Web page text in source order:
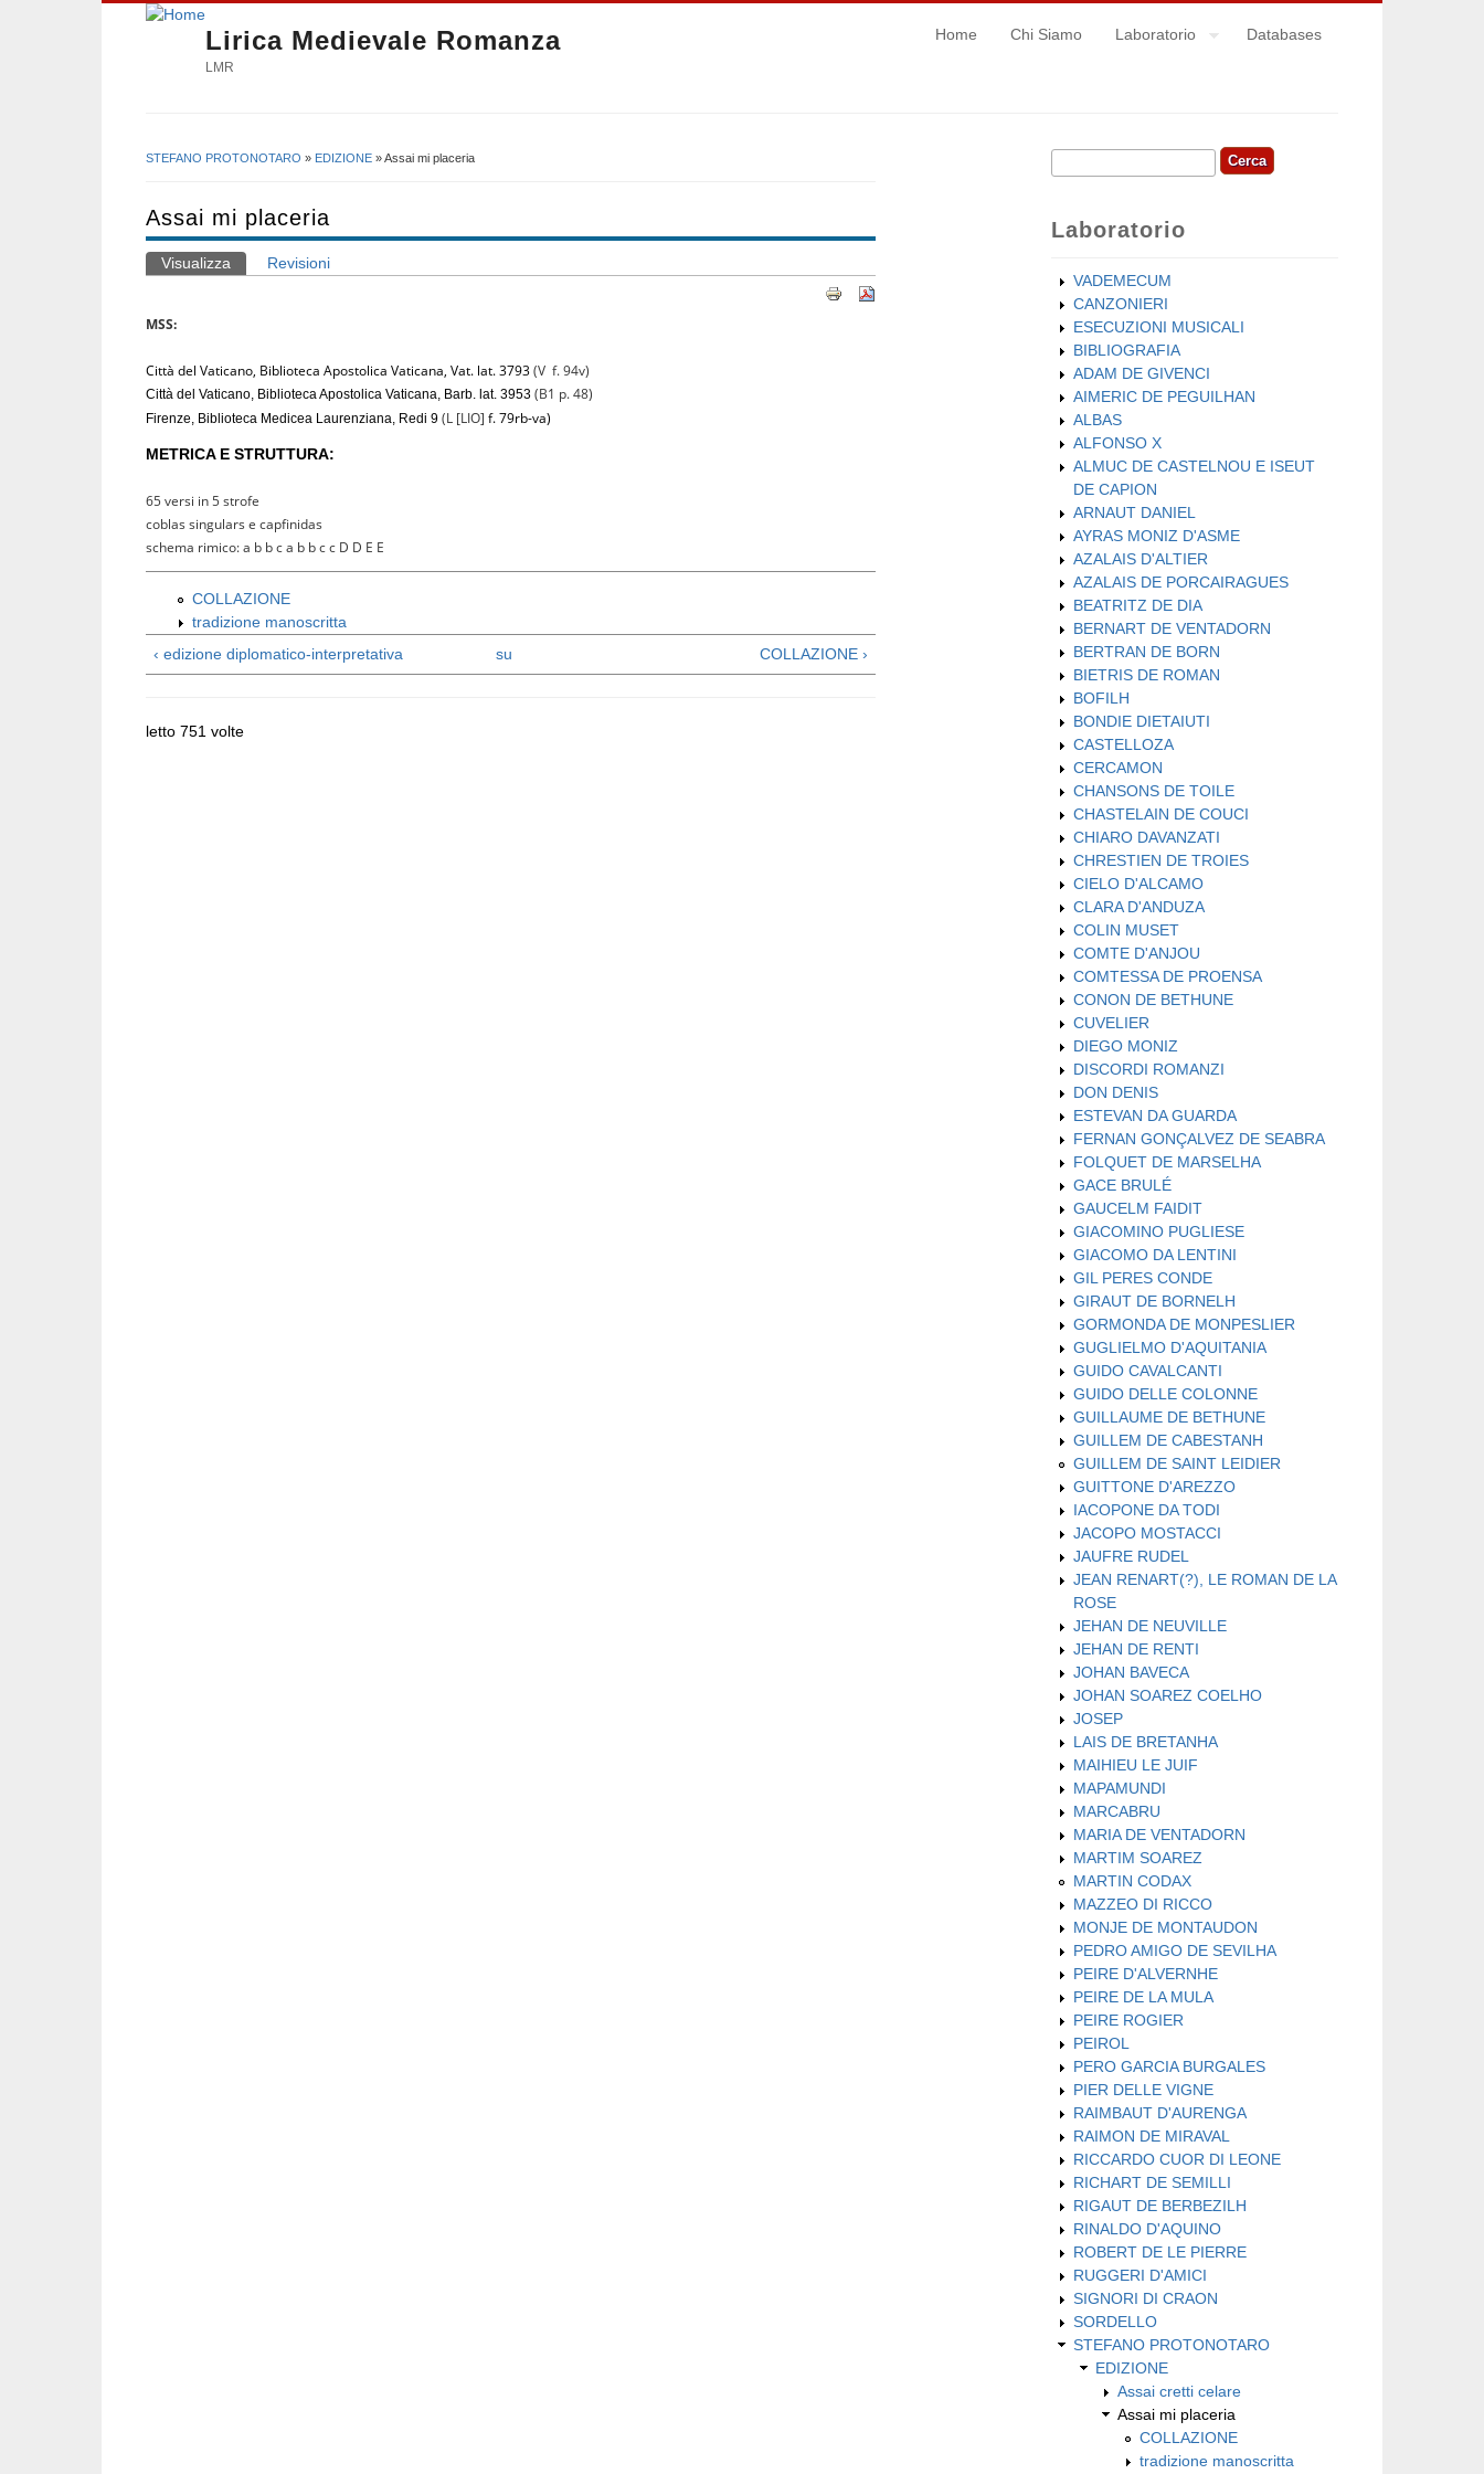
Lirica Medievale Romanza
LMR
Home Chi Siamo Laboratorio Databases
STEFANO PROTONOTARO » EDIZIONE » Assai mi placeria
Assai mi placeria
Schede primarie
Visualizza (scheda attiva)
Revisioni
MSS:
Città del Vaticano, Biblioteca Apostolica Vaticana, Vat. lat. 3793(V f. 94v)
Città del Vaticano, Biblioteca Apostolica Vaticana, Barb. lat. 3953 (B1 p. 48)
Firenze, Biblioteca Medicea Laurenziana, Redi 9 (L [LIO] f. 79rb-va)
METRICA E STRUTTURA:
65 versi in 5 strofe
coblas singulars e capfinidas
schema rimico:a b b c a b b c c D D E E
COLLAZIONE
tradizione manoscritta
‹ edizione diplomatico-interpretativa
su COLLAZIONE ›
letto 751 volte
Form di ricerca
Cerca
Laboratorio
VADEMECUM
CANZONIERI
ESECUZIONI MUSICALI
BIBLIOGRAFIA
ADAM DE GIVENCI
AIMERIC DE PEGUILHAN
ALBAS
ALFONSO X
ALMUC DE CASTELNOU E ISEUT
DE CAPION
ARNAUT DANIEL
AYRAS MONIZ D'ASME
AZALAIS D'ALTIER
AZALAIS DE PORCAIRAGUES
BEATRITZ DE DIA
BERNART DE VENTADORN
BERTRAN DE BORN
BIETRIS DE ROMAN
BOFILH
BONDIE DIETAIUTI
CASTELLOZA
CERCAMON
CHANSONS DE TOILE
CHASTELAIN DE COUCI
CHIARO DAVANZATI
CHRESTIEN DE TROIES
CIELO D'ALCAMO
CLARA D'ANDUZA
COLIN MUSET
COMTE D'ANJOU
COMTESSA DE PROENSA
CONON DE BETHUNE
CUVELIER
DIEGO MONIZ
DISCORDI ROMANZI
DON DENIS
ESTEVAN DA GUARDA
FERNAN GONÇALVEZ DE SEABRA
FOLQUET DE MARSELHA
GACE BRULÉ
GAUCELM FAIDIT
GIACOMINO PUGLIESE
GIACOMO DA LENTINI
GIL PERES CONDE
GIRAUT DE BORNELH
GORMONDA DE MONPESLIER
GUGLIELMO D'AQUITANIA
GUIDO CAVALCANTI
GUIDO DELLE COLONNE
GUILLAUME DE BETHUNE
GUILLEM DE CABESTANH
GUILLEM DE SAINT LEIDIER
GUITTONE D'AREZZO
IACOPONE DA TODI
JACOPO MOSTACCI
JAUFRE RUDEL
JEAN RENART(?), LE ROMAN DE LA
ROSE
JEHAN DE NEUVILLE
JEHAN DE RENTI
JOHAN BAVECA
JOHAN SOAREZ COELHO
JOSEP
LAIS DE BRETANHA
MAIHIEU LE JUIF
MAPAMUNDI
MARCABRU
MARIA DE VENTADORN
MARTIM SOAREZ
MARTIN CODAX
MAZZEO DI RICCO
MONJE DE MONTAUDON
PEDRO AMIGO DE SEVILHA
PEIRE D'ALVERNHE
PEIRE DE LA MULA
PEIRE ROGIER
PEIROL
PERO GARCIA BURGALES
PIER DELLE VIGNE
RAIMBAUT D'AURENGA
RAIMON DE MIRAVAL
RICCARDO CUOR DI LEONE
RICHART DE SEMILLI
RIGAUT DE BERBEZILH
RINALDO D'AQUINO
ROBERT DE LE PIERRE
RUGGERI D'AMICI
SIGNORI DI CRAON
SORDELLO
STEFANO PROTONOTARO
EDIZIONE
Assai cretti celare
Assai mi placeria
COLLAZIONE
tradizione manoscritta